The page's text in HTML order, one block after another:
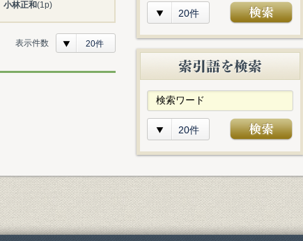
小林正和(1p)
表示件数 20件
20件
20件